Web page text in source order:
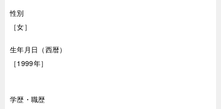
性別
［女］
生年月日（西暦）
［1999年］
学歴・職歴